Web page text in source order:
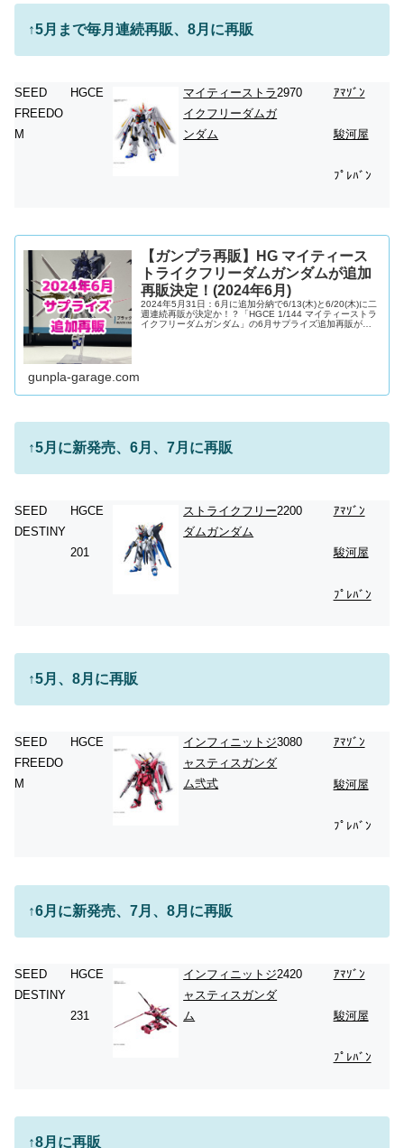
↑5月まで毎月連続再販、8月に再販
SEED
FREEDO
M
HGCE
マイティーストラ
イクフリーダムガ
ンダム
2970 ｱﾏｿﾞﾝ
駿河屋
ﾌﾟﾚﾊﾞﾝ
【ガンプラ再販】HG マイティース
トライクフリーダムガンダムが追加
再販決定！(2024年6月)
2024年5月31日：6月に追加分納で6/13(木)と6/20(木)に二
週連続再販が決定か！？「HGCE 1/144 マイティーストラ
イクフリーダムガンダム」の6月サプライズ追加再販が決
gunpla-garage.com
↑5月に新発売、6月、7月に再販
SEED
DESTINY
HGCE
201
ストライクフリー
ダムガンダム
2200 ｱﾏｿﾞﾝ
駿河屋
ﾌﾟﾚﾊﾞﾝ
↑5月、8月に再販
SEED
FREEDO
M
HGCE
インフィニットジ
ャスティスガンダ
ム弐式
3080 ｱﾏｿﾞﾝ
駿河屋
ﾌﾟﾚﾊﾞﾝ
↑6月に新発売、7月、8月に再販
SEED
DESTINY
HGCE
231
インフィニットジ
ャスティスガンダ
ム
2420 ｱﾏｿﾞﾝ
駿河屋
ﾌﾟﾚﾊﾞﾝ
↑8月に再販